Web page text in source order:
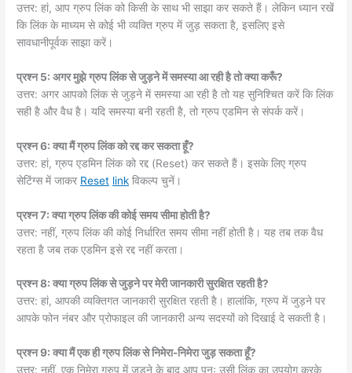
उत्तर: हां, आप ग्रुप लिंक को किसी के साथ भी साझा कर सकते हैं। लेकिन ध्यान रखें
कि लिंक के माध्यम से कोई भी व्यक्ति ग्रुप में जुड़ सकता है, इसलिए इसे
सावधानीपूर्वक साझा करें।
प्रश्न 5: अगर मुझे ग्रुप लिंक से जुड़ने में समस्या आ रही है तो क्या करूँ?
उत्तर: अगर आपको लिंक से जुड़ने में समस्या आ रही है तो यह सुनिश्चित करें कि लिंक
सही है और वैध है। यदि समस्या बनी रहती है, तो ग्रुप एडमिन से संपर्क करें।
प्रश्न 6: क्या मैं ग्रुप लिंक को रद्द कर सकता हूँ?
उत्तर: हां, ग्रुप एडमिन लिंक को रद्द (Reset) कर सकते हैं। इसके लिए ग्रुप
सेटिंग्स में जाकर Reset link विकल्प चुनें।
प्रश्न 7: क्या ग्रुप लिंक की कोई समय सीमा होती है?
उत्तर: नहीं, ग्रुप लिंक की कोई निर्धारित समय सीमा नहीं होती है। यह तब तक वैध
रहता है जब तक एडमिन इसे रद्द नहीं करता।
प्रश्न 8: क्या ग्रुप लिंक से जुड़ने पर मेरी जानकारी सुरक्षित रहती है?
उत्तर: हां, आपकी व्यक्तिगत जानकारी सुरक्षित रहती है। हालांकि, ग्रुप में जुड़ने पर
आपके फोन नंबर और प्रोफाइल की जानकारी अन्य सदस्यों को दिखाई दे सकती है।
प्रश्न 9: क्या मैं एक ही ग्रुप लिंक से निमेरा-निमेरा जुड़ सकता हूँ?
उत्तर: नहीं, एक निमेरा ग्रुप में जुड़ने के बाद आप पुनः उसी लिंक का उपयोग करके